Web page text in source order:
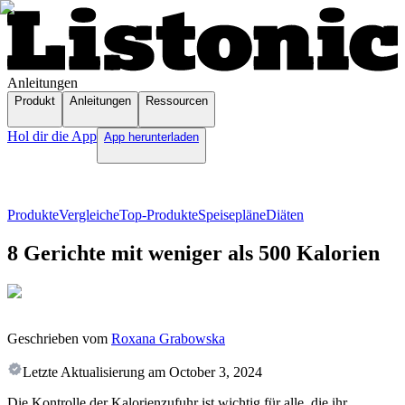
Anleitungen
Produkt Anleitungen Ressourcen
Hol dir die App App herunterladen
ProdukteVergleicheTop-ProdukteSpeisepläneDiäten
8 Gerichte mit weniger als 500 Kalorien
Geschrieben vom Roxana Grabowska
Letzte Aktualisierung am October 3, 2024